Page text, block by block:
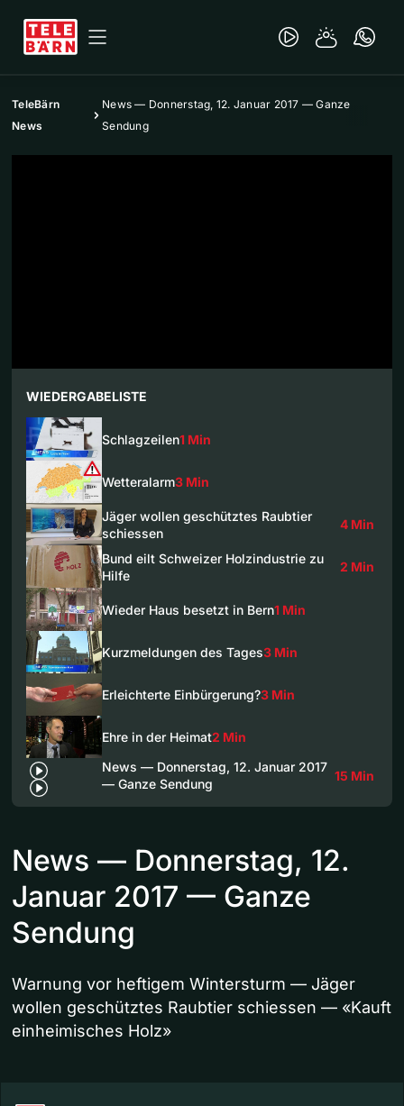
TeleBärn
News
News — Donnerstag, 12. Januar 2017 — Ganze
Sendung
WIEDERGABELISTE
Schlagzeilen1 Min
Wetteralarm3 Min
Jäger wollen geschütztes Raubtier
schiessen
4 Min
Bund eilt Schweizer Holzindustrie zu
Hilfe
2 Min
Wieder Haus besetzt in Bern1 Min
Kurzmeldungen des Tages3 Min
Erleichterte Einbürgerung?3 Min
Ehre in der Heimat2 Min
News — Donnerstag, 12. Januar 2017
— Ganze Sendung
15 Min
News — Donnerstag, 12.
Januar 2017 — Ganze
Sendung
Warnung vor heftigem Wintersturm — Jäger
wollen geschütztes Raubtier schiessen — «Kauft
einheimisches Holz»